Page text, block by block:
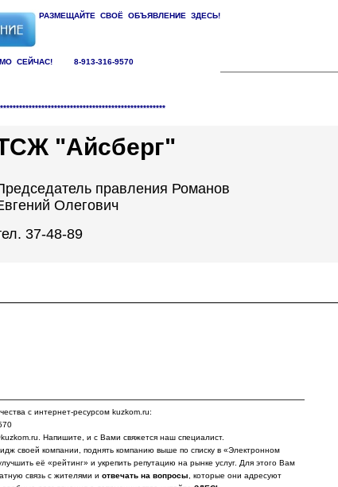
РАЗМЕЩАЙТЕ СВОЁ ОБЪЯВЛЕНИЕ ЗДЕСЬ!
СЕЙЧАС! 8-913-316-9570
"Айсберг"
правления Романов
Олегович
37-48-89
с интернет-ресурсом kuzkom.ru:
Напишите, и с Вами свяжется наш специалист.
своей компании, поднять компанию выше по списку в «Электронном
её «рейтинг» и укрепить репутацию на рынке услуг. Для этого Вам
связь с жителями и отвечать на вопросы , которые они адресуют